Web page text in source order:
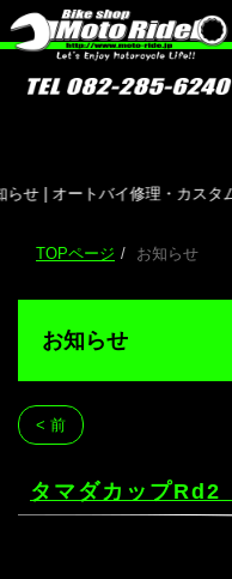
せ | オートバイ修理・カスタ
TOPページ お知らせ
お知らせ
< 前
タマダカップ